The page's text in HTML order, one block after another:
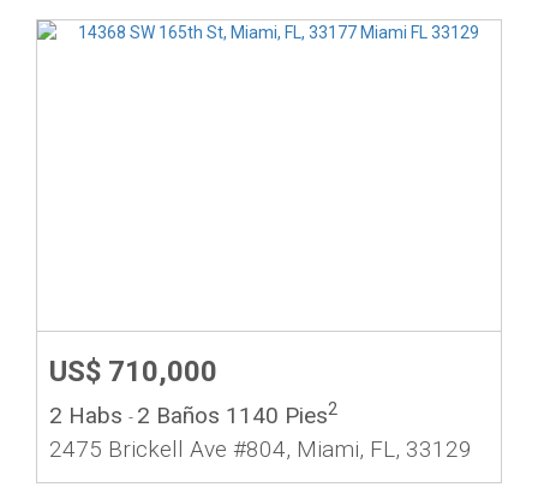
US$ 710,000
2 Habs - 2 Baños 1140 Pies2
2475 Brickell Ave #804, Miami, FL, 33129